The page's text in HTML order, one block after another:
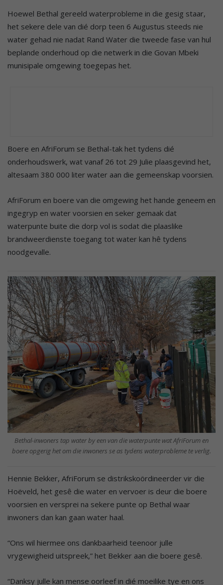
Hoewel Bethal gereeld waterprobleme in die gesig staar,
het sekere dele van dié dorp teen 6 Augustus steeds nie
water gehad nie nadat Rand Water die tweede fase van hul
beplande onderhoud op die netwerk in die Govan Mbeki
munisipale omgewing toegepas het.
Boere en AfriForum se Bethal-tak het tydens dié
onderhoudswerk, wat vanaf 26 tot 29 Julie plaasgevind het,
altesaam 380 000 liter water aan die gemeenskap voorsien.
AfriForum en boere van die omgewing het hande geneem en
ingegryp en water voorsien en seker gemaak dat
waterpunte buite die dorp vol is sodat die plaaslike
brandweerdienste toegang tot water kan hê tydens
noodgevalle.
Bethal-inwoners tap water by een van die waterpunte wat AfriForum en
boere opgerig het om die inwoners se as tydens waterprobleme te verlig.
Hennie Bekker, AfriForum se distrikskoördineerder vir die
Hoëveld, het gesê die water en vervoer is deur die boere
voorsien en versprei na sekere punte op Bethal waar
inwoners dan kan gaan water haal.
“Ons wil hiermee ons dankbaarheid teenoor julle
vrygewigheid uitspreek,” het Bekker aan die boere gesê.
“Danksy julle kan mense oorleef in dié moeilike tye en ons